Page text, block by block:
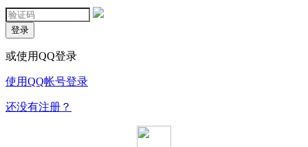
登录
或使用QQ登录
使用QQ帐号登录
还没有注册？